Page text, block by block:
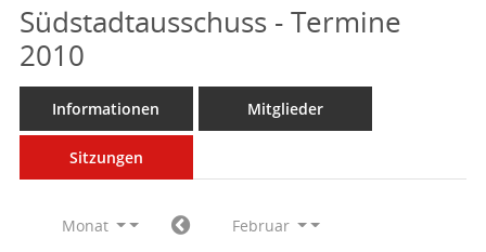
Südstadtausschuss - Termine
2010
Informationen Mitglieder
Sitzungen
Monat
Februar